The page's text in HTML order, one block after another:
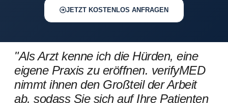
JETZT KOSTENLOS ANFRAGEN
"Als Arzt kenne ich die Hürden, eine
eigene Praxis zu eröffnen. verifyMED
nimmt ihnen den Großteil der Arbeit
ab, sodass Sie sich auf Ihre Patienten